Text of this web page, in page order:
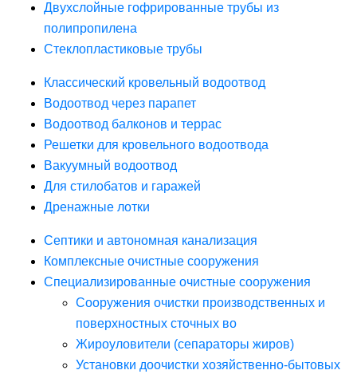
Двухслойные гофрированные трубы из
полипропилена
Стеклопластиковые трубы
Классический кровельный водоотвод
Водоотвод через парапет
Водоотвод балконов и террас
Решетки для кровельного водоотвода
Вакуумный водоотвод
Для стилобатов и гаражей
Дренажные лотки
Септики и автономная канализация
Комплексные очистные сооружения
Специализированные очистные сооружения
Сооружения очистки производственных и
поверхностных сточных во
Жироуловители (сепараторы жиров)
Установки доочистки хозяйственно-бытовых